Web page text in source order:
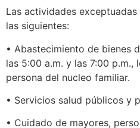
Las actividades
las siguientes:
• Abastecimiento de bienes
las 5:00 a.m. y las 7:00 p.m.,
persona del nucleo familiar.
• Servicios salud públicos y
• Cuidado de mayores,